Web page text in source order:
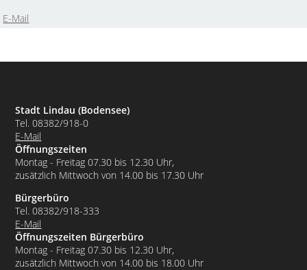
E-Mail
Stadt Lindau (Bodensee)
Tel. 08382/918-0
E-Mail
Öffnungszeiten
Montag - Freitag 07.30 bis 12.30 Uhr,
zusätzlich Mittwoch von 14.00 bis 17.30 Uhr
Bürgerbüro
Tel. 08382/918-333
E-Mail
Öffnungszeiten Bürgerbüro
Montag - Freitag 07.30 bis 12.30 Uhr,
zusätzlich Mittwoch von 14.00 bis 18.00 Uhr